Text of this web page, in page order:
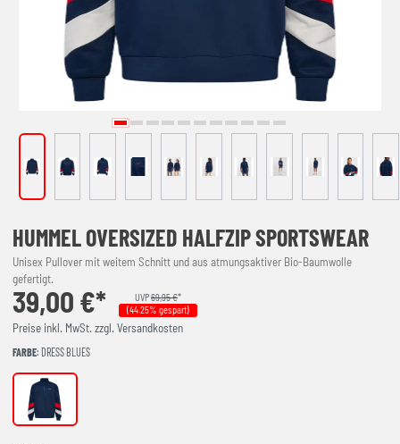
HUMMEL OVERSIZED HALFZIP SPORTSWEAR
Unisex Pullover mit weitem Schnitt und aus atmungsaktiver Bio-Baumwolle
gefertigt.
39,00 €* UVP69,95 €*
(44.25% gespart)
Preise inkl. MwSt. zzgl. Versandkosten
FARBE: DRESS BLUES
DRESS BLUES